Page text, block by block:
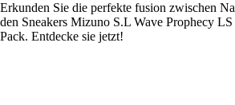
Erkunden Sie die perfekte fusion zwischen
den Sneakers Mizuno S.L Wave Prophecy
Pack. Entdecke sie jetzt!